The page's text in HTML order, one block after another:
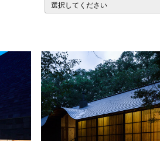
選択してください